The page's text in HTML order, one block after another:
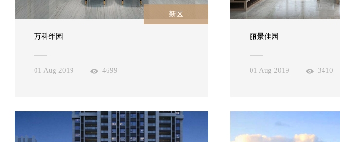
新区
万科维园
01 Aug 2019 4699
丽景佳园
01 Aug 2019 3410